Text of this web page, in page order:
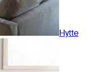
Hytte